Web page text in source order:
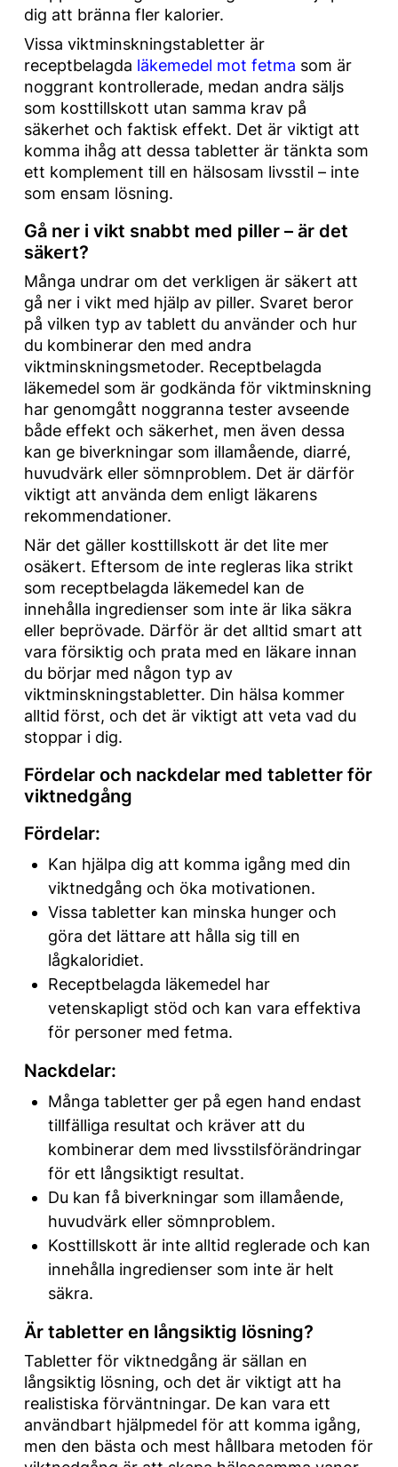
dig att bränna fler kalorier.
Vissa viktminskningstabletter är
receptbelagda läkemedel mot fetma som är
noggrant kontrollerade, medan andra säljs
som kosttillskott utan samma krav på
säkerhet och faktisk effekt. Det är viktigt att
komma ihåg att dessa tabletter är tänkta som
ett komplement till en hälsosam livsstil – inte
som ensam lösning.
Gå ner i vikt snabbt med piller – är det
säkert?
Många undrar om det verkligen är säkert att
gå ner i vikt med hjälp av piller. Svaret beror
på vilken typ av tablett du använder och hur
du kombinerar den med andra
viktminskningsmetoder. Receptbelagda
läkemedel som är godkända för viktminskning
har genomgått noggranna tester avseende
både effekt och säkerhet, men även dessa
kan ge biverkningar som illamående, diarré,
huvudvärk eller sömnproblem. Det är därför
viktigt att använda dem enligt läkarens
rekommendationer.
När det gäller kosttillskott är det lite mer
osäkert. Eftersom de inte regleras lika strikt
som receptbelagda läkemedel kan de
innehålla ingredienser som inte är lika säkra
eller beprövade. Därför är det alltid smart att
vara försiktig och prata med en läkare innan
du börjar med någon typ av
viktminskningstabletter. Din hälsa kommer
alltid först, och det är viktigt att veta vad du
stoppar i dig.
Fördelar och nackdelar med tabletter för
viktnedgång
Fördelar:
Kan hjälpa dig att komma igång med din
viktnedgång och öka motivationen.
Vissa tabletter kan minska hunger och
göra det lättare att hålla sig till en
lågkaloridiet.
Receptbelagda läkemedel har
vetenskapligt stöd och kan vara effektiva
för personer med fetma.
Nackdelar:
Många tabletter ger på egen hand endast
tillfälliga resultat och kräver att du
kombinerar dem med livsstilsförändringar
för ett långsiktigt resultat.
Du kan få biverkningar som illamående,
huvudvärk eller sömnproblem.
Kosttillskott är inte alltid reglerade och kan
innehålla ingredienser som inte är helt
säkra.
Är tabletter en långsiktig lösning?
Tabletter för viktnedgång är sällan en
långsiktig lösning, och det är viktigt att ha
realistiska förväntningar. De kan vara ett
användbart hjälpmedel för att komma igång,
men den bästa och mest hållbara metoden för